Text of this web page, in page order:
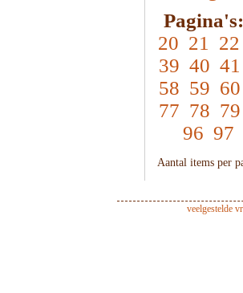
Pagina's:
20 21 22
39 40 41
58 59 60
77 78 79
96 97
Aantal items per
veelgestelde